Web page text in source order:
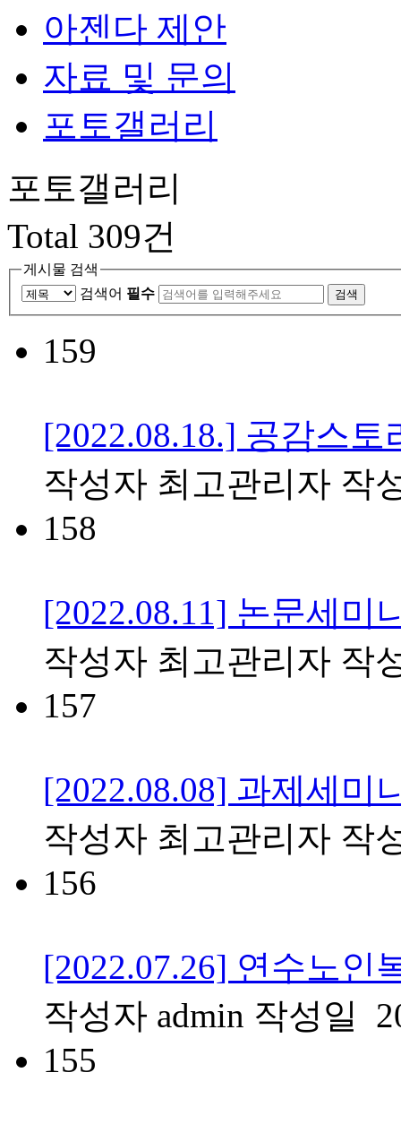
아젠다 제안
자료 및 문의
포토갤러리
포토갤러리
Total 309건
게시물 검색
검색어 필수
159
[2022.08.18.] 공감스
작성자 최고관리자 작
158
[2022.08.11] 논문세미
작성자 최고관리자 작
157
[2022.08.08] 과제세미
작성자 최고관리자 작
156
[2022.07.26] 연수노인
작성자 admin 작성일
155